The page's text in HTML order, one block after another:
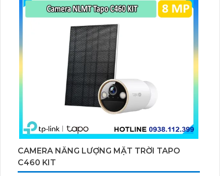
cho gia đình và văn phòng nhỏ.
CAMERA NĂNG LƯỢNG MẶT TRỜI TAPO
C460 KIT